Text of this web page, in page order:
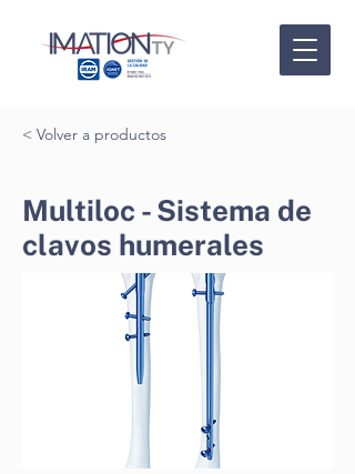
< Volver a productos
Multiloc - Sistema de
clavos humerales